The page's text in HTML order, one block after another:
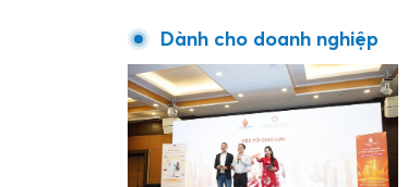
Dành cho doanh nghiệp